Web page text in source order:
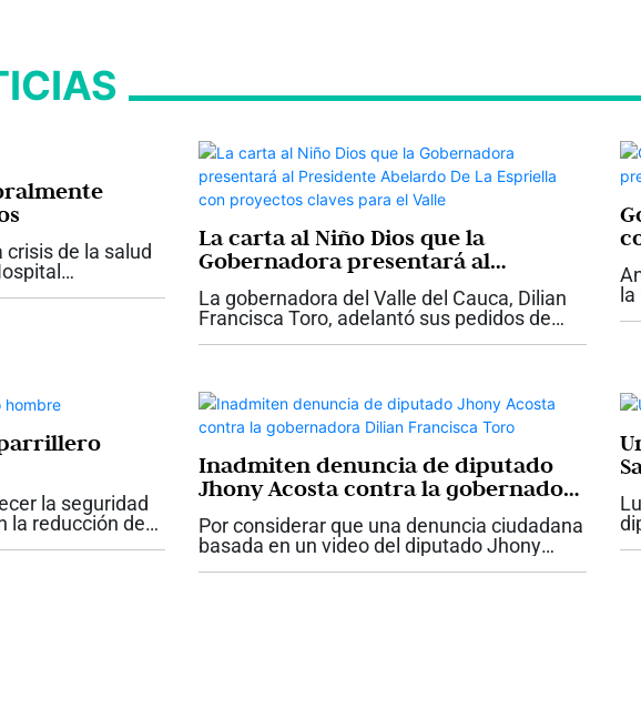
crisis de la salud
La carta al Niño Dios que la
Gobernadora presentará al
Presidente Abelardo De La Espriella
con proyectos claves para el Valle
La gobernadora del Valle del Cauca, Dilian
Francisca Toro, adelantó sus pedidos de
la
la seguridad
la reducción de
el alcalde de
Inadmiten denuncia de diputado
Jhony Acosta contra la gobernadora
Dilian Francisca Toro
Por considerar que una denuncia ciudadana
basada en un video del diputado Jhony